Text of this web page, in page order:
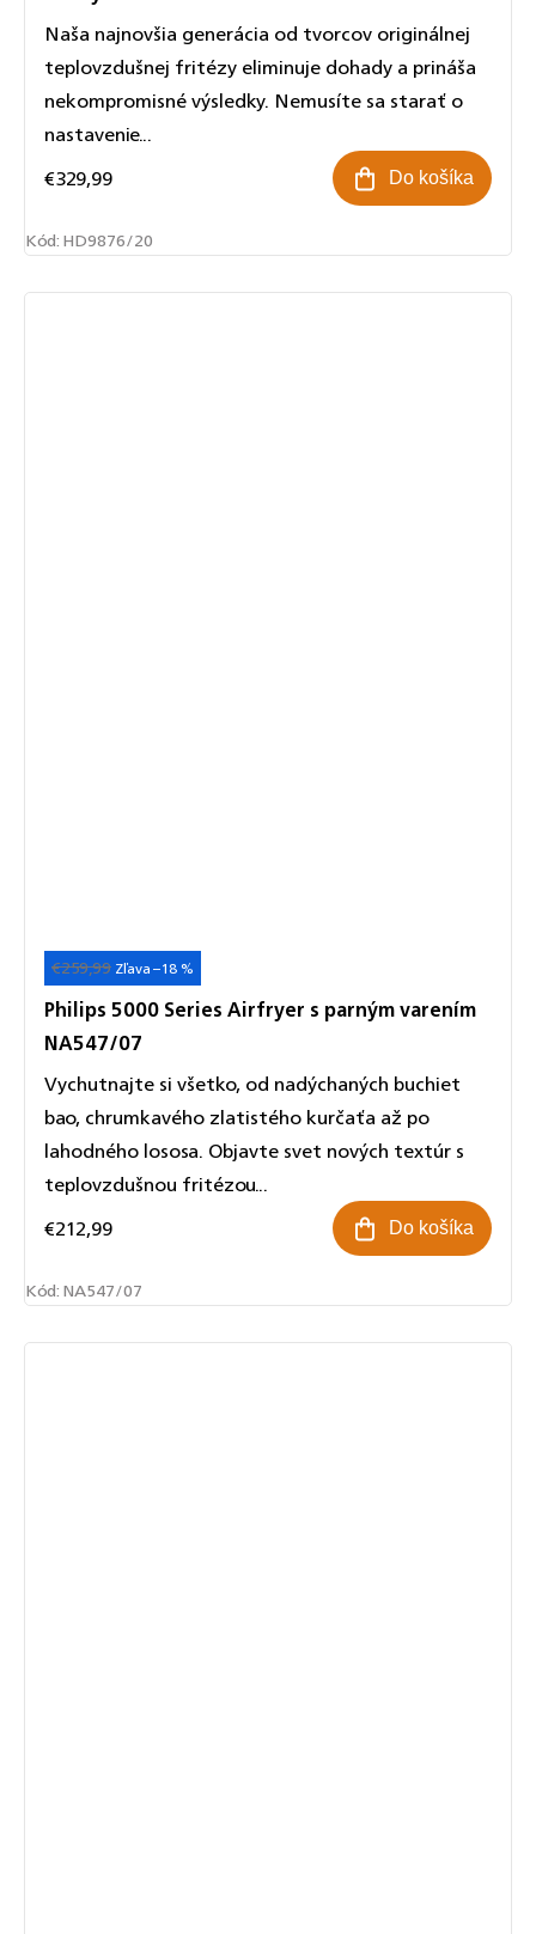
€329,99 Do košíka
Naša najnovšia generácia od tvorcov originálnej
teplovzdušnej fritézy eliminuje dohady a prináša
nekompromisné výsledky. Nemusíte sa starať o
nastavenie...
Kód:HD9876/20
Akcia Novinka
€259,99 –18 %
Philips 5000 Series Airfryer s parným varením
NA547/07
€212,99 Do košíka
Vychutnajte si všetko, od nadýchaných buchiet
bao, chrumkavého zlatistého kurčaťa až po
lahodného lososa. Objavte svet nových textúr s
teplovzdušnou fritézou...
Kód:NA547/07